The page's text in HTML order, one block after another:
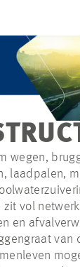
BEDRIJF
wegen,
laadpalen,
zit vol
en
van